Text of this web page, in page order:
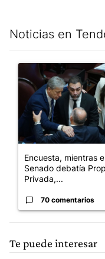
Noticias en
Un artículo de
Encuesta, mientras
Senado debatía
Privada,...
70 comentarios